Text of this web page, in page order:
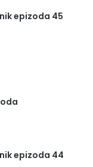
epizoda 45
epizoda 44